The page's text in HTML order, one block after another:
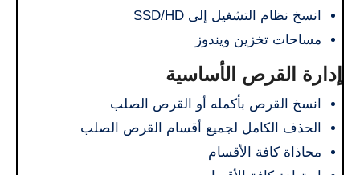
انسخ نظام التشغيل إلى SSD/HD
مساحات تخزين ويندوز
إدارة القرص الأساسية
انسخ القرص بأكمله أو القرص الصلب
الحذف الكامل لجميع أقسام القرص الصلب
محاذاة كافة الأقسام